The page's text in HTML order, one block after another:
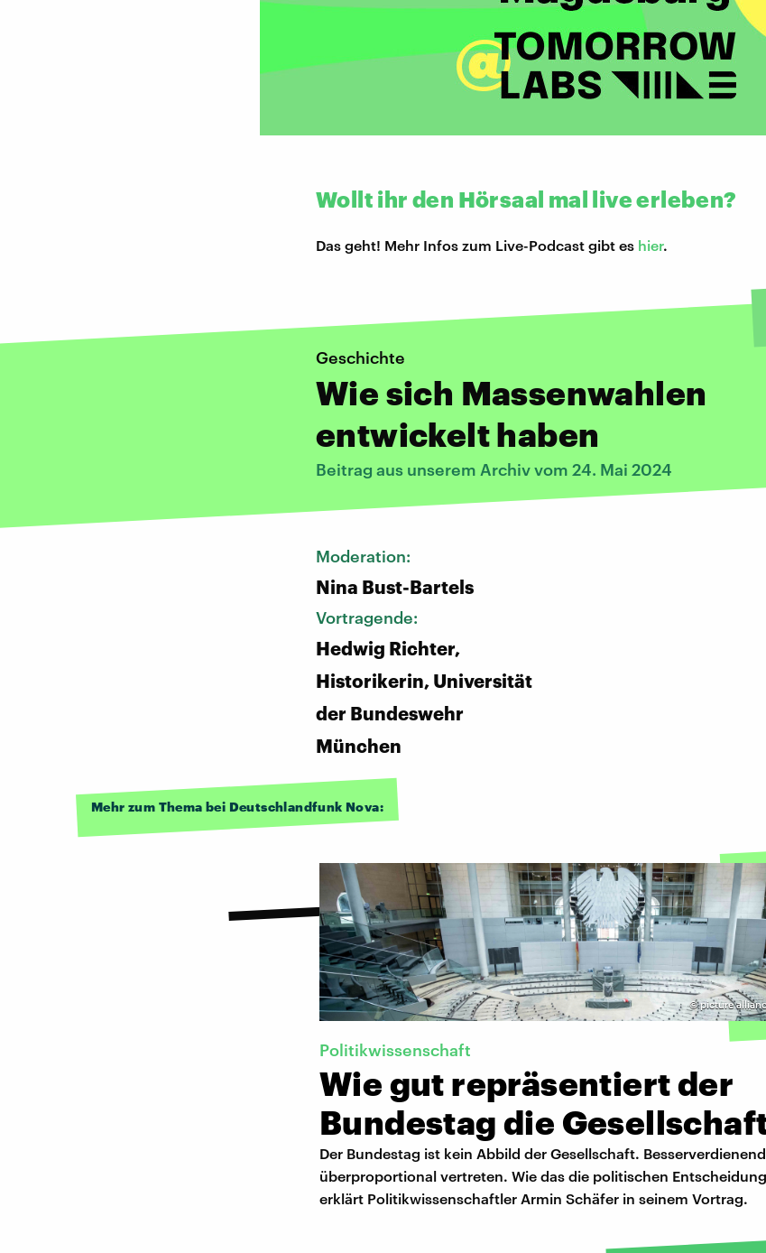
Wollt ihr den Hörsaal mal live erleben?
Das geht! Mehr Infos zum Live-Podcast gibt es hier.
Geschichte
Wie sich Massenwahlen
entwickelt haben
Beitrag aus unserem Archiv vom 24. Mai 2024
Moderation:
Nina Bust-Bartels
Vortragende:
Hedwig Richter,
Historikerin, Universität
der Bundeswehr
München
Mehr zum Thema bei Deutschlandfunk Nova:
©picture
Politikwissenschaft
Wie gut repräsentiert der
Bundestag die
Der Bundestag ist kein Abbild der Gesellschaft.
überproportional vertreten. Wie das die politischen
erklärt Politikwissenschaftler Armin Schäfer in seinem Vortrag.